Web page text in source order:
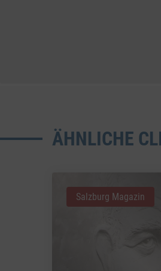
ÄHNLICHE
Salzburg Magazin